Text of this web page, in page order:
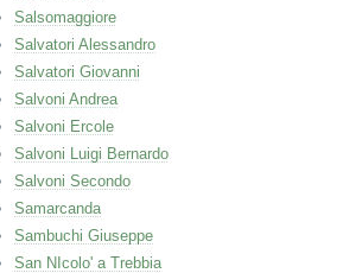
Salsomaggiore
Salvatori Alessandro
Salvatori Giovanni
Salvoni Andrea
Salvoni Ercole
Salvoni Luigi Bernardo
Salvoni Secondo
Samarcanda
Sambuchi Giuseppe
San NIcolo' a Trebbia